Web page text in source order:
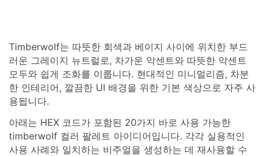
Timberwolf는 따뜻한 회색과 베이지 사이에 위치한 부드
러운 그레이지 뉴트럴로, 차가운 악센트와 따뜻한 악센트
모두와 쉽게 조화를 이룹니다. 현대적인 미니멀리즘, 차분
한 인테리어, 깔끔한 UI 배경을 위한 기본 색상으로 자주 사
용됩니다.
아래는 HEX 코드가 포함된 20가지 바로 사용 가능한
timberwolf 컬러 팔레트 아이디어입니다. 각각 실용적인
사용 사례와 일치하는 비주얼을 생성하는 데 재사용할 수